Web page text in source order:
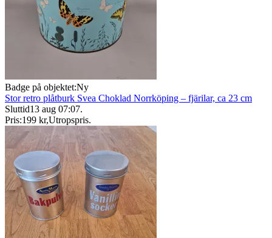
Badge på objektet:Ny
Stor retro plåtburk Svea Choklad Norrköping – fjärilar, ca 23 cm
Sluttid13 aug 07:07.
Pris:199 kr,Utropspris.